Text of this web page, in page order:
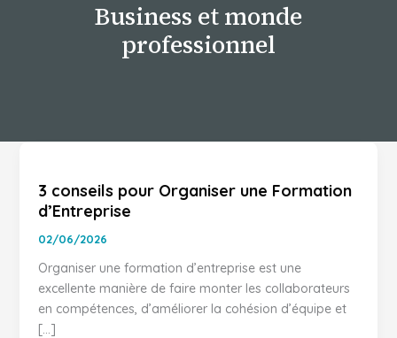
Business et monde
professionnel
3 conseils pour Organiser une Formation
d’Entreprise
02/06/2026
Organiser une formation d’entreprise est une
excellente manière de faire monter les collaborateurs
en compétences, d’améliorer la cohésion d’équipe et
[…]
pour
Organiser
une
d’Entreprise